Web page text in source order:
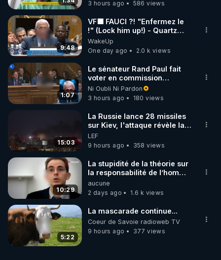
code : REGENERE10
▶ 30 jours gratuit sur l’application de méditation et
de bien-être ENVOL :
Rendez-vous sur https://www.envol.app/code
le code : REGENERE
3 hours ago 586 views
9:48
VF🟩 FAUCI ?! "Enfermez le
!" (Lock him up!) - Quartz
Traduction
WakeUp
One day ago
2.0 k views
1:07
Le sénateur Rand Paul fait
voter en commission
l'outrage au Congrès contre
Anthony Fauci
Ni Oubli Ni Pardon
3 hours ago
180 views
15:03
La Russie lance 28 missiles
sur Kiev, l'attaque révèle la
faiblesse de Kiev
LEF
9 hours ago
358 views
10:29
La stupidité de la théorie sur
la responsabilité de l’homme
concernant le dioxyde de
carbone.
aucune
2 days ago
1.6 k views
5:22
La mascarade continue...
Coeur de Savoie radioweb TV
9 hours ago
377 views